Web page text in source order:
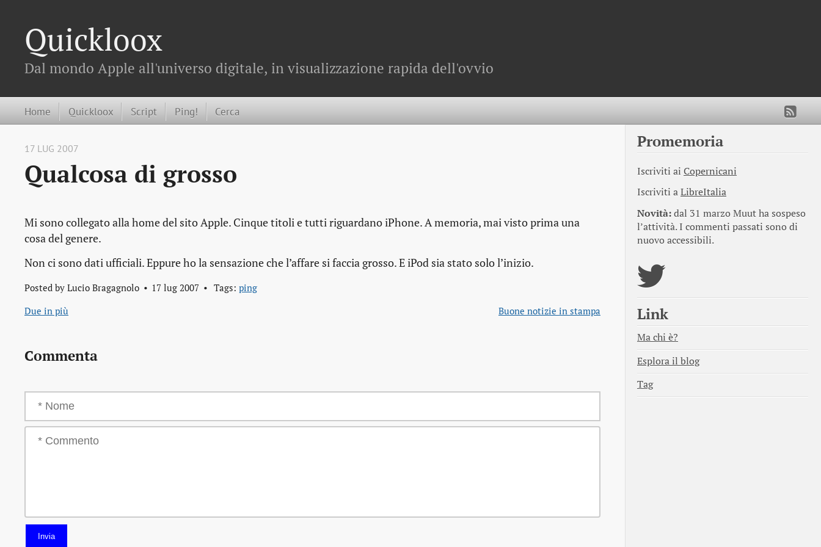
Quickloox
Dal mondo Apple all'universo digitale, in visualizzazione rapida dell'ovvio
Home Quickloox Script Ping! Cerca
17 LUG 2007
Qualcosa di grosso
Mi sono collegato alla home del sito Apple. Cinque titoli e tutti riguardano iPhone. A memoria, mai visto prima una
cosa del genere.
Non ci sono dati ufficiali. Eppure ho la sensazione che l’affare si faccia grosso. E iPod sia stato solo l’inizio.
Posted by Lucio Bragagnolo 17 lug 2007 Tags: ping
Due in più
Buone notizie in stampa
Commenta
Invia
Promemoria
Iscriviti ai Copernicani
Iscriviti aLibreItalia
Novità:dal 31 marzo Muut ha sospeso
l’attività. I commenti passati sono di
nuovo accessibili.
Link
Ma chi è?
Esplora il blog
Tag